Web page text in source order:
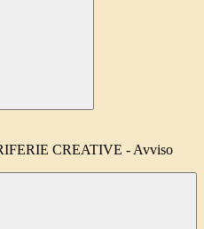
CREATIVE - Avviso